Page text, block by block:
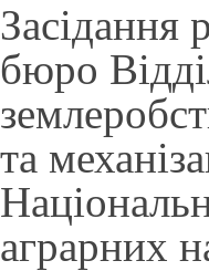
Засідання
бюро
та
аграрних